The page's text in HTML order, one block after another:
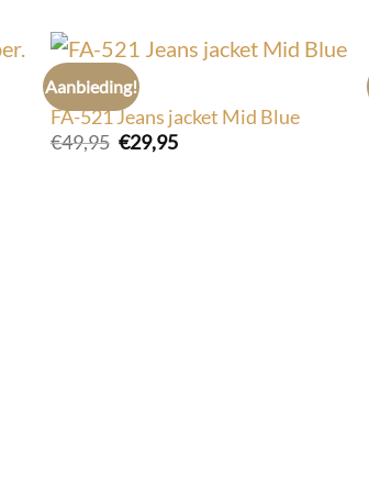
Aanbieding!
FASHION
FA-521 Jeans jacket Mid Blue
€49,95 Oorspronkelijke
prijs
€29,95Huidige